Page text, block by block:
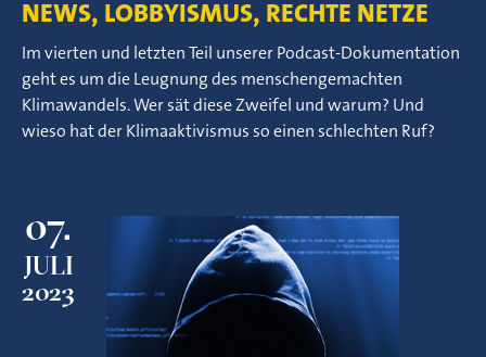
NEWS, LOBBYISMUS, RECHTE NETZE
Im vierten und letzten Teil unserer Podcast-Dokumentation
geht es um die Leugnung des menschengemachten
Klimawandels. Wer sät diese Zweifel und warum? Und
wieso hat der Klimaaktivismus so einen schlechten Ruf?
07.
JULI
2023